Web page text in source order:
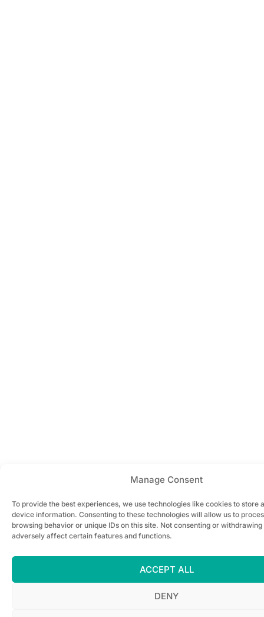
Manage Consent
To provide the best experiences, we use technologies like cookies to store
device information. Consenting to these technologies will allow us to
browsing behavior or unique IDs on this site. Not consenting or
adversely affect certain features and functions.
ACCEPT ALL
DENY